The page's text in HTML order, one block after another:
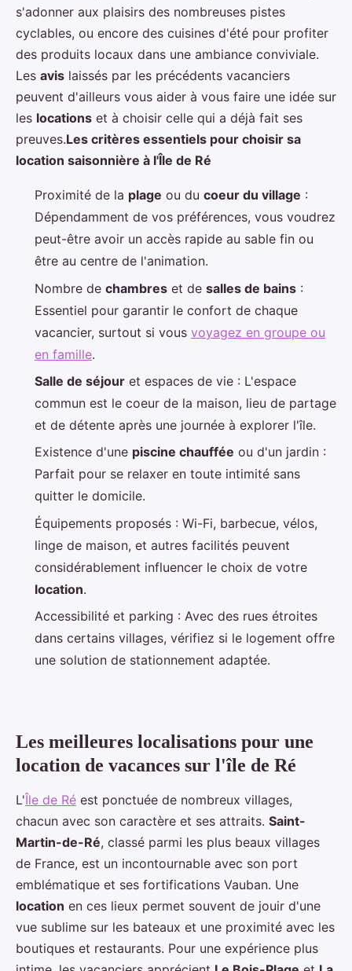
s'adonner aux plaisirs des nombreuses pistes
cyclables, ou encore des cuisines d'été pour profiter
des produits locaux dans une ambiance conviviale.
Les avis laissés par les précédents vacanciers
peuvent d'ailleurs vous aider à vous faire une idée sur
les locations et à choisir celle qui a déjà fait ses
preuves.Les critères essentiels pour choisir sa
location saisonnière à l'Île de Ré
Proximité de la plage ou du coeur du village :
Dépendamment de vos préférences, vous voudrez
peut-être avoir un accès rapide au sable fin ou
être au centre de l'animation.
Nombre de chambres et de salles de bains :
Essentiel pour garantir le confort de chaque
vacancier, surtout si vous voyagez en groupe ou
en famille.
Salle de séjour et espaces de vie : L'espace
commun est le coeur de la maison, lieu de partage
et de détente après une journée à explorer l'île.
Existence d'une piscine chauffée ou d'un jardin :
Parfait pour se relaxer en toute intimité sans
quitter le domicile.
Équipements proposés : Wi-Fi, barbecue, vélos,
linge de maison, et autres facilités peuvent
considérablement influencer le choix de votre
location.
Accessibilité et parking : Avec des rues étroites
dans certains villages, vérifiez si le logement offre
une solution de stationnement adaptée.
Les meilleures localisations pour une
location de vacances sur l'île de Ré
L'Île de Ré est ponctuée de nombreux villages,
chacun avec son caractère et ses attraits. Saint-
Martin-de-Ré, classé parmi les plus beaux villages
de France, est un incontournable avec son port
emblématique et ses fortifications Vauban. Une
location en ces lieux permet souvent de jouir d'une
vue sublime sur les bateaux et une proximité avec les
boutiques et restaurants. Pour une expérience plus